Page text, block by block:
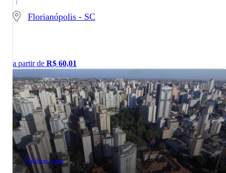
Florianópolis - SC
a partir de R$ 60,01
Ônibus para